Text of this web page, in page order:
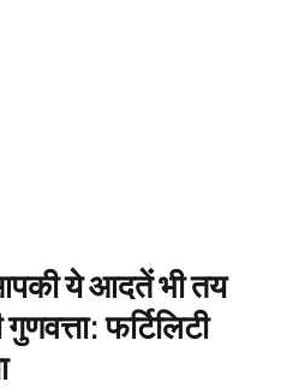
ये आदतें भी तय
फर्टिलिटी